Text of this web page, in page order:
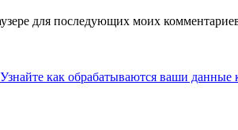
для последующих моих
Узнайте как обрабатываются ваши данные